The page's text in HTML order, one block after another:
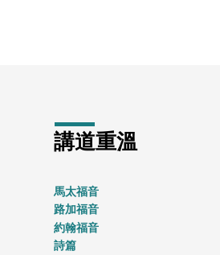
講道重溫
馬太福音
路加福音
約翰福音
詩篇